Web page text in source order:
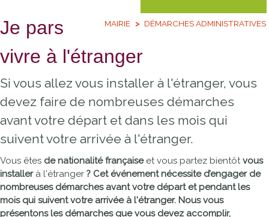
MAIRIE DÉMARCHES ADMINISTRATIVES
Je pars
vivre à l'étranger
Si vous allez vous installer à l'étranger, vous
devez faire de nombreuses démarches
avant votre départ et dans les mois qui
suivent votre arrivée à l'étranger.
Vous êtes de nationalité françaiseet vous partez bientôtvous
installerà l'étranger ? Cet événement nécessite d’engager de
nombreuses démarchesavant votre départet pendant les
mois qui suivent votre arrivéeà l'étranger. Nous vous
présentons les démarchesque vous devez accomplir,